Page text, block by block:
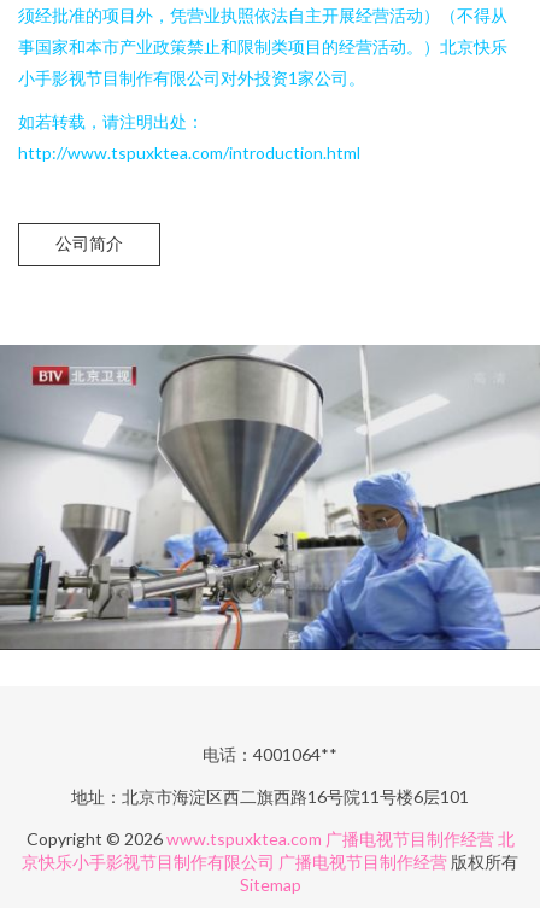
须经批准的项目外，凭营业执照依法自主开展经营活动）（不得从
事国家和本市产业政策禁止和限制类项目的经营活动。）北京快乐
小手影视节目制作有限公司对外投资1家公司。
如若转载，请注明出处：
http://www.tspuxktea.com/introduction.html
公司简介
电话：4001064**
地址：北京市海淀区西二旗西路16号院11号楼6层101
Copyright © 2026www.tspuxktea.com 广播电视节目制作经营 北
京快乐小手影视节目制作有限公司 广播电视节目制作经营 版权所有
Sitemap